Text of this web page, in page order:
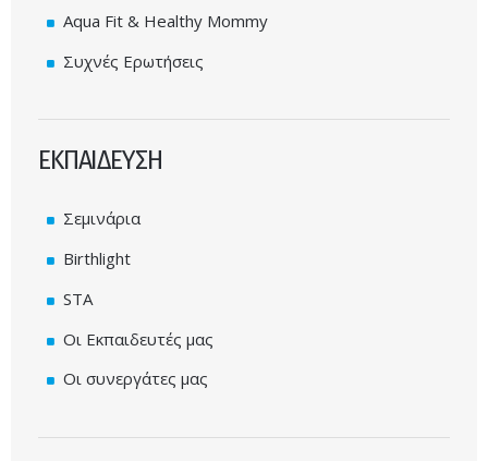
Aqua Fit & Healthy Mommy
Συχνές Eρωτήσεις
ΕΚΠΑΙΔΕΥΣΗ
Σεμινάρια
Birthlight
STA
Οι Εκπαιδευτές μας
Οι συνεργάτες μας